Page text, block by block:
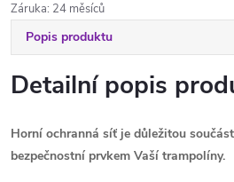
Záruka: 24 měsíců
Popis produktu
Detailní popis
Horní ochranná síť je důležitou
bezpečnostní prvkem Vaší trampolíny.